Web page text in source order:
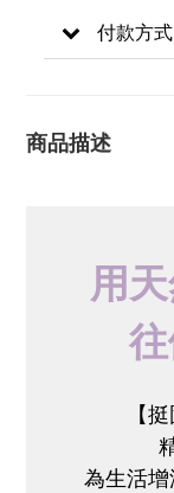
付款方式
商品描述
用
【
為生活增